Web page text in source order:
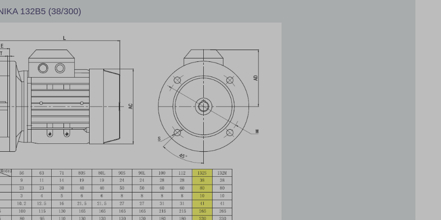
132B5 (38/300)